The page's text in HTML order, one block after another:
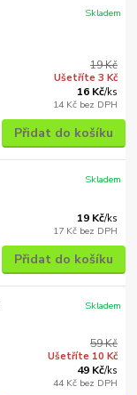
19 Kč
Ušetříte 3 Kč
16 Kč/ks
14 Kč bez DPH
Skladem
Přidat do košíku
19 Kč/ks
17 Kč bez DPH
Skladem
Přidat do košíku
59 Kč
Ušetříte 10 Kč
49 Kč/ks
44 Kč bez DPH
Skladem